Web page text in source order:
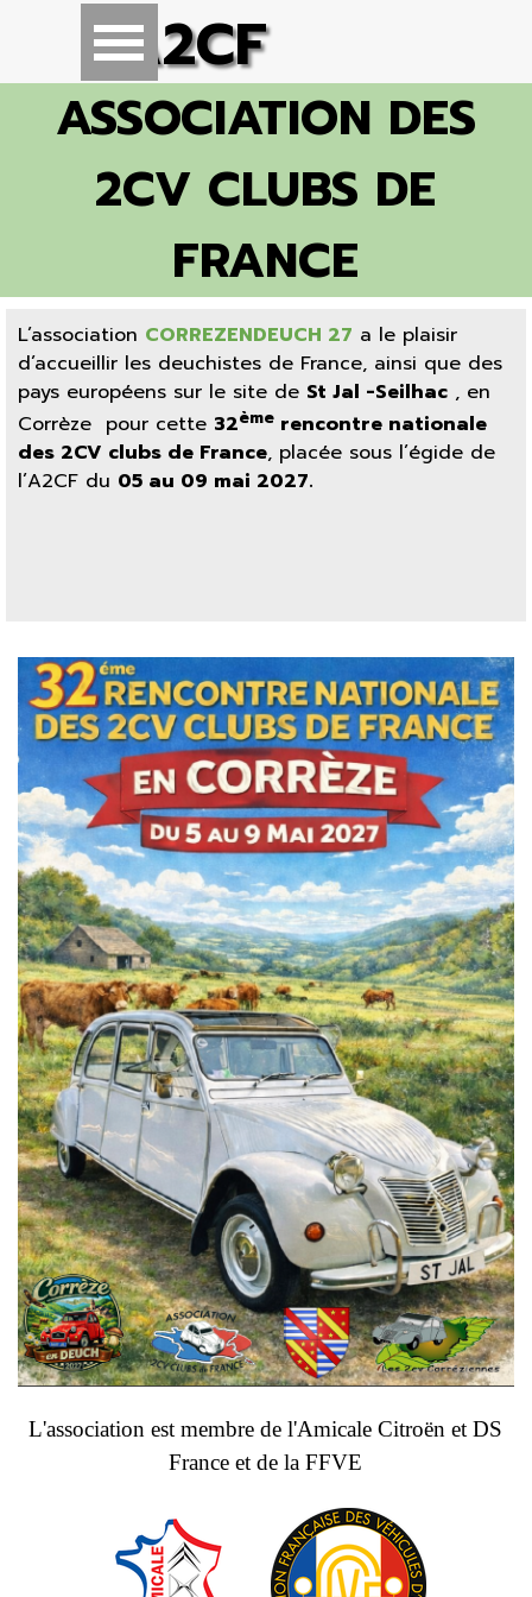
Aller au contenuA2CF
Sauter le menu
ASSOCIATION DES
2CV CLUBS DE
FRANCE
L’association CORREZENDEUCH 27 a le plaisir
d’accueillir les deuchistes de France, ainsi que des
pays européens sur le site de St Jal -Seilhac , en
Corrèze pour cette 32ème rencontre nationale
des 2CV clubs de France, placée sous l’égide de
l’A2CF du 05 au 09 mai 2027.
L'association est membre de l'Amicale Citroën et DS
France et de la FFVE